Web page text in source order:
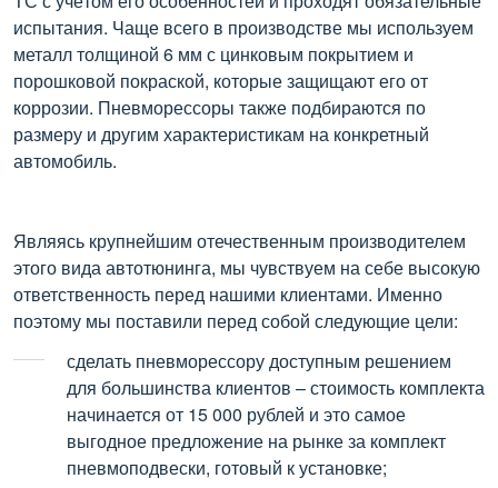
испытания. Чаще всего в производстве мы используем
металл толщиной 6 мм с цинковым покрытием и
порошковой покраской, которые защищают его от
коррозии. Пневморессоры также подбираются по
размеру и другим характеристикам на конкретный
автомобиль.
Являясь крупнейшим отечественным производителем
этого вида автотюнинга, мы чувствуем на себе высокую
ответственность перед нашими клиентами. Именно
поэтому мы поставили перед собой следующие цели:
сделать пневморессору доступным решением
для большинства клиентов – стоимость комплекта
начинается от 15 000 рублей и это самое
выгодное предложение на рынке за комплект
пневмоподвески, готовый к установке;